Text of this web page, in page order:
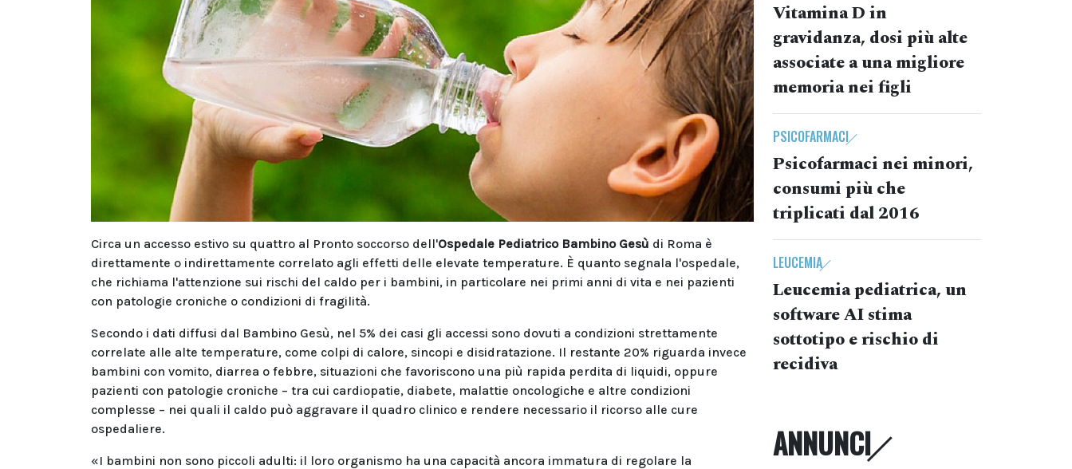
Circa un accesso estivo su quattro al Pronto soccorso dell'Ospedale Pediatrico Bambino Gesù di Roma è
direttamente o indirettamente correlato agli effetti delle elevate temperature. È quanto segnala l'ospedale,
che richiama l'attenzione sui rischi del caldo per i bambini, in particolare nei primi anni di vita e nei pazienti
con patologie croniche o condizioni di fragilità.
Secondo i dati diffusi dal Bambino Gesù, nel 5% dei casi gli accessi sono dovuti a condizioni strettamente
correlate alle alte temperature, come colpi di calore, sincopi e disidratazione. Il restante 20% riguarda invece
bambini con vomito, diarrea o febbre, situazioni che favoriscono una più rapida perdita di liquidi, oppure
pazienti con patologie croniche – tra cui cardiopatie, diabete, malattie oncologiche e altre condizioni
complesse – nei quali il caldo può aggravare il quadro clinico e rendere necessario il ricorso alle cure
ospedaliere.
«I bambini non sono piccoli adulti: il loro organismo ha una capacità ancora immatura di regolare la
Vitamina D in
gravidanza, dosi più alte
associate a una migliore
memoria nei figli
PSICOFARMACI
Psicofarmaci nei minori,
consumi più che
triplicati dal 2016
LEUCEMIA
Leucemia pediatrica, un
software AI stima
sottotipo e rischio di
recidiva
ANNUNCI